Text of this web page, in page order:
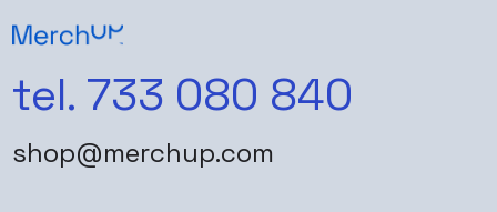
tel. 733 080 840
shop@merchup.com